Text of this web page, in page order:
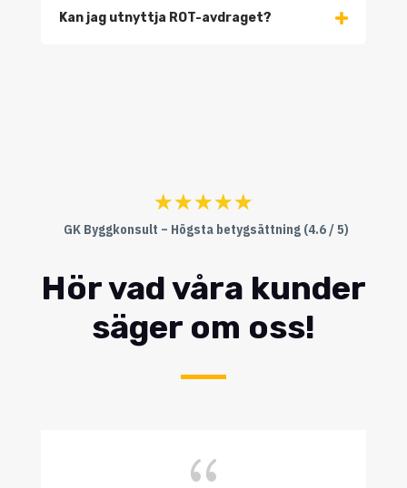
Kan jag utnyttja ROT-avdraget?
☆☆☆☆☆
GK Byggkonsult – Högsta betygsättning (4.6 / 5)
Hör vad våra kunder
säger om oss!
{